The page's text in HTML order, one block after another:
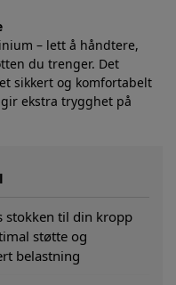
– lett å håndtere,
du trenger. Det
sikkert og komfortabelt
ekstra trygghet på
stokken til din kropp
støtte og
belastning